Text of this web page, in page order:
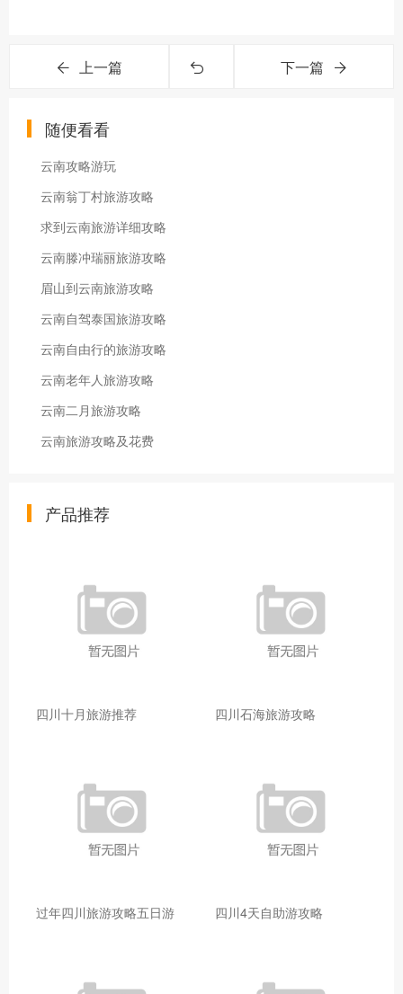
上一篇 下一篇
随便看看
云南攻略游玩
云南翁丁村旅游攻略
求到云南旅游详细攻略
云南滕冲瑞丽旅游攻略
眉山到云南旅游攻略
云南自驾泰国旅游攻略
云南自由行的旅游攻略
云南老年人旅游攻略
云南二月旅游攻略
云南旅游攻略及花费
产品推荐
四川十月旅游推荐 四川石海旅游攻略
过年四川旅游攻略五日游 四川4天自助游攻略